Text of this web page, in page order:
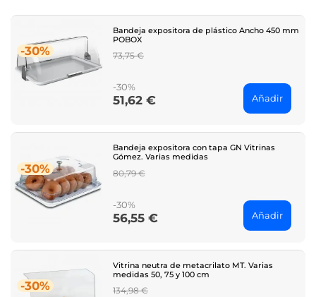
-30%
Bandeja expositora de plástico Ancho 450 mm
POBOX
Regular
73,75 €
-30%
Price
51,62 € Añadir
-30%
Bandeja expositora con tapa GN Vitrinas
Gómez. Varias medidas
Regular
80,79 €
-30%
Price
56,55 € Añadir
-30%
Vitrina neutra de metacrilato MT. Varias
medidas 50, 75 y 100 cm
Regular
134,98 €